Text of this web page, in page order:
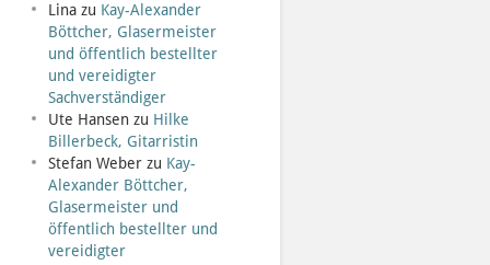
Lina zu Kay-Alexander
Böttcher, Glasermeister
und öffentlich bestellter
und vereidigter
Sachverständiger
Ute Hansen zu Hilke
Billerbeck, Gitarristin
Stefan Weber zu Kay-
Alexander Böttcher,
Glasermeister und
öffentlich bestellter und
vereidigter